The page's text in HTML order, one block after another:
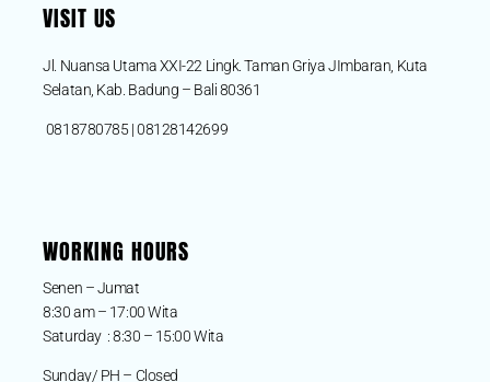
VISIT US
Jl. Nuansa Utama XXI-22 Lingk. Taman Griya JImbaran, Kuta
Selatan, Kab. Badung – Bali 80361
0818780785 | 08128142699
WORKING HOURS
Senen – Jumat
8:30 am – 17:00 Wita
Saturday : 8:30 – 15:00 Wita
Sunday/ PH – Closed